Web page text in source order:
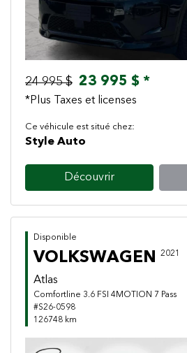
24 995 $ 23 995 $ *
*Plus Taxes et licenses
Ce véhicule est situé chez:
Style Auto
Découvrir
Disponible
VOLKSWAGEN 2021
Atlas
Comfortline 3.6 FSI 4MOTION 7 Pass
#S26-0598
126748 km